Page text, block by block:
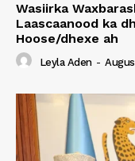
Wasiirka
Laascaanood ka
Hoose/dhexe ah
Leyla Aden -